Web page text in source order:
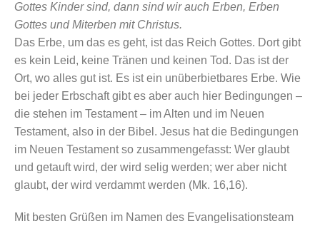
Gottes Kinder sind, dann sind wir auch Erben, Erben
Gottes und Miterben mit Christus.
Das Erbe, um das es geht, ist das Reich Gottes. Dort gibt
es kein Leid, keine Tränen und keinen Tod. Das ist der
Ort, wo alles gut ist. Es ist ein unüberbietbares Erbe. Wie
bei jeder Erbschaft gibt es aber auch hier Bedingungen –
die stehen im Testament – im Alten und im Neuen
Testament, also in der Bibel. Jesus hat die Bedingungen
im Neuen Testament so zusammengefasst: Wer glaubt
und getauft wird, der wird selig werden; wer aber nicht
glaubt, der wird verdammt werden (Mk. 16,16).
Mit besten Grüßen im Namen des Evangelisationsteam